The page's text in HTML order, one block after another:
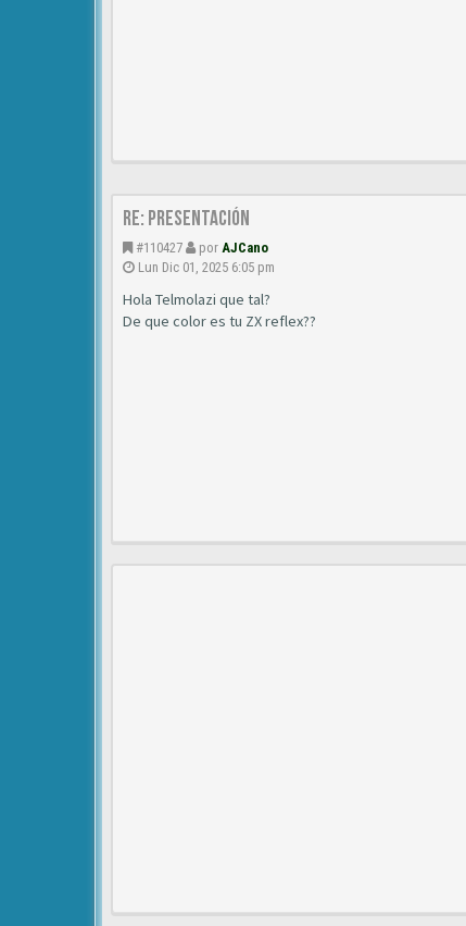
Re: Presentación
#110427 por AJCano
Lun Dic 01, 2025 6:05 pm
Hola Telmolazi que tal?
De que color es tu ZX reflex??